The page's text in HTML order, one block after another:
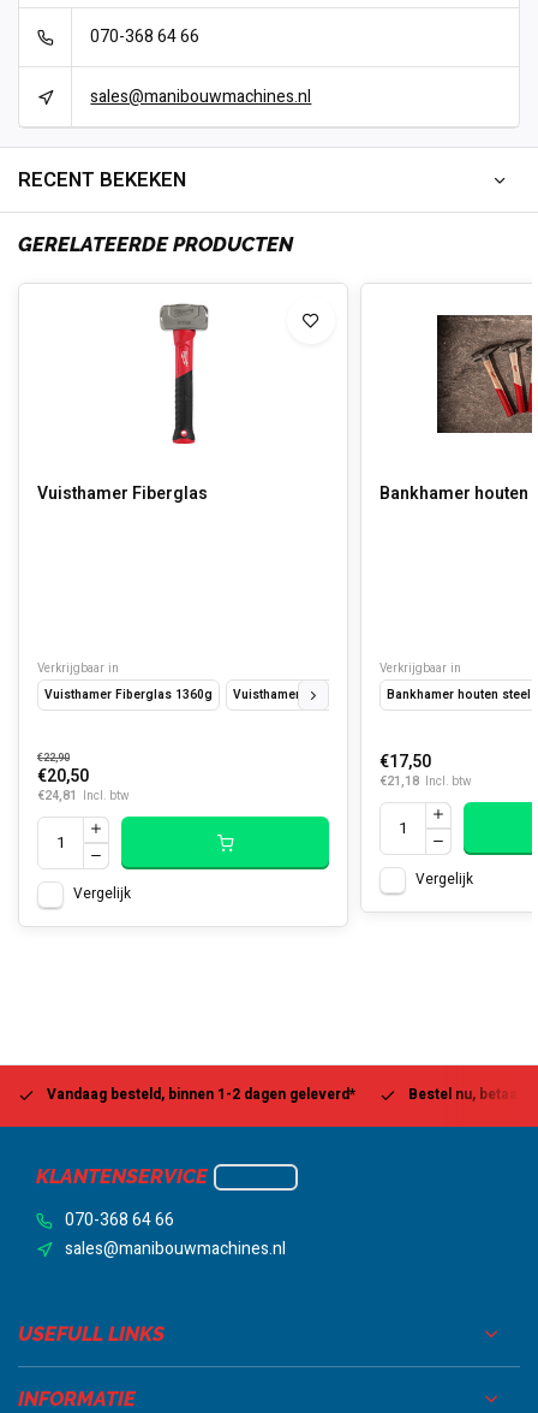
070-368 64 66
sales@manibouwmachines.nl
RECENT BEKEKEN
GERELATEERDE PRODUCTEN
Vuisthamer Fiberglas
Verkrijgbaar in
Vuisthamer Fiberglas 1360g
Vuisthamer Fiberglas 910 g
€22,90
€20,50
€24,81 Incl. btw
Vergelijk
Bankhamer houten
Verkrijgbaar in
Bankhamer houten steel
€17,50
€21,18 Incl. btw
Vergelijk
Vandaag besteld, binnen 1-2 dagen geleverd* Bestel nu, betaal
KLANTENSERVICE
070-368 64 66
sales@manibouwmachines.nl
USEFULL LINKS
INFORMATIE